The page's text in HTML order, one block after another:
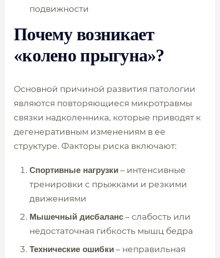
подвижности
Почему возникает
«колено прыгуна»?
Основной причиной развития патологии
являются повторяющиеся микротравмы
связки надколенника, которые приводят к
дегенеративным изменениям в ее
структуре. Факторы риска включают:
Спортивные нагрузки – интенсивные
тренировки с прыжками и резкими
движениями
Мышечный дисбаланс – слабость или
недостаточная гибкость мышц бедра
Технические ошибки – неправильная